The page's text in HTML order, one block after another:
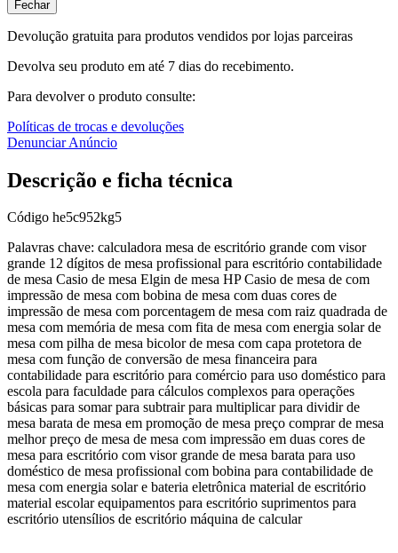
Fechar
Devolução gratuita para produtos vendidos por lojas parceiras
Devolva seu produto em até 7 dias do recebimento.
Para devolver o produto consulte:
Políticas de trocas e devoluções
Denunciar Anúncio
Descrição e ficha técnica
Código he5c952kg5
Palavras chave: calculadora mesa de escritório grande com visor
grande 12 dígitos de mesa profissional para escritório contabilidade
de mesa Casio de mesa Elgin de mesa HP Casio de mesa de com
impressão de mesa com bobina de mesa com duas cores de
impressão de mesa com porcentagem de mesa com raiz quadrada de
mesa com memória de mesa com fita de mesa com energia solar de
mesa com pilha de mesa bicolor de mesa com capa protetora de
mesa com função de conversão de mesa financeira para
contabilidade para escritório para comércio para uso doméstico para
escola para faculdade para cálculos complexos para operações
básicas para somar para subtrair para multiplicar para dividir de
mesa barata de mesa em promoção de mesa preço comprar de mesa
melhor preço de mesa de mesa com impressão em duas cores de
mesa para escritório com visor grande de mesa barata para uso
doméstico de mesa profissional com bobina para contabilidade de
mesa com energia solar e bateria eletrônica material de escritório
material escolar equipamentos para escritório suprimentos para
escritório utensílios de escritório máquina de calcular